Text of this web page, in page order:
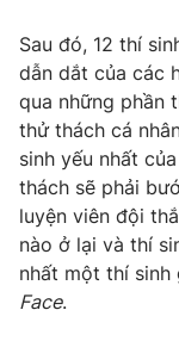
Thị trường
Tư vấn
Lịch phát sóng
Chuyên mục khác
Emagazine
Photo
Video
Sau đó, 12 thí
dẫn dắt của các
qua những phần
thử thách cá
sinh yếu nhất
thách sẽ phải
luyện viên đội
nào ở lại và thí
nhất một thí sinh
Face.